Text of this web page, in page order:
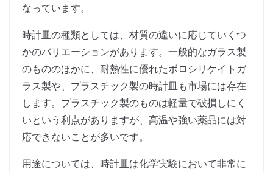
なっています。
時計皿の種類としては、材質の違いに応じていくつ
かのバリエーションがあります。一般的なガラス製
のもののほかに、耐熱性に優れたボロシリケイトガ
ラス製や、プラスチック製の時計皿も市場には存在
します。プラスチック製のものは軽量で破損しにく
いという利点がありますが、高温や強い薬品には対
応できないことが多いです。
用途については、時計皿は化学実験において非常に